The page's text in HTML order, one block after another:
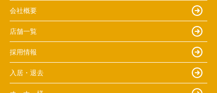
会社概要
店舗一覧
採用情報
入居・退去